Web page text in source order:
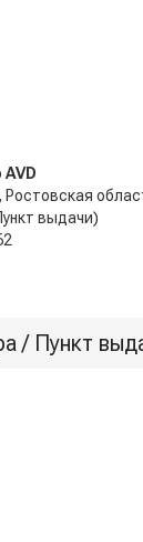
AVD
выдачи)
/ Пункт